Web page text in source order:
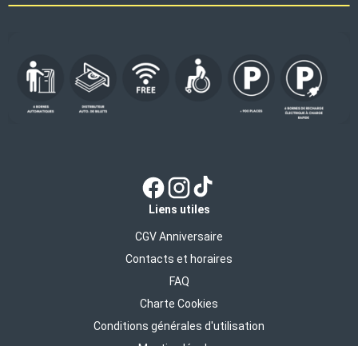
Liens utiles
CGV Anniversaire
Contacts et horaires
FAQ
Charte Cookies
Conditions générales d'utilisation